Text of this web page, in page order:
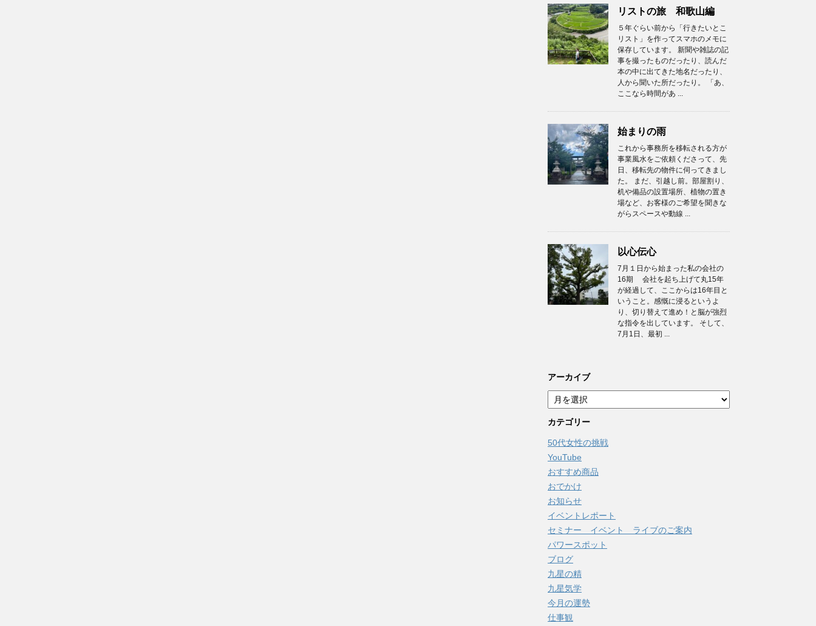
リストの旅 和歌山編
５年ぐらい前から「行きたいとこ
リスト」を作ってスマホのメモに
保存しています。 新聞や雑誌の記
事を撮ったものだったり、読んだ
本の中に出てきた地名だったり、
人から聞いた所だったり。 「あ、
ここなら時間があ ...
始まりの雨
これから事務所を移転される方が
事業風水をご依頼くださって、先
日、移転先の物件に伺ってきまし
た。 まだ、引越し前。部屋割り、
机や備品の設置場所、植物の置き
場など、お客様のご希望を聞きな
がらスペースや動線 ...
以心伝心
7月１日から始まった私の会社の
16期 会社を起ち上げて丸15年
が経過して、ここからは16年目と
いうこと。感慨に浸るというよ
り、切り替えて進め！と脳が強烈
な指令を出しています。 そして、
7月1日、最初 ...
アーカイブ
ー
カ
イ
ブ
カテゴリー
50代女性の挑戦
YouTube
おすすめ商品
おでかけ
お知らせ
イベントレポート
セミナー イベント ライブのご案内
パワースポット
ブログ
九星の精
九星気学
今月の運勢
仕事観